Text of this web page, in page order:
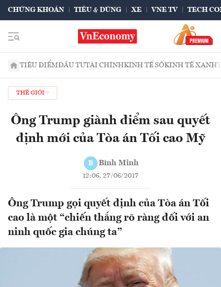
CHỨNG KHOÁN TIÊU & DÙNG XE VNE TV TECH
TIÊU ĐIỂMĐẦU TƯTÀI CHÍNHKINH TẾ SỐKINH TẾ XANH
THẾ GIỚI
Ông Trump giành điểm sau quyết
định mới của Tòa án Tối cao Mỹ
B Bình Minh
12:06, 27/06/2017
Ông Trump gọi quyết định của Tòa án Tối
cao là một “chiến thắng rõ ràng đối với an
ninh quốc gia chúng ta”